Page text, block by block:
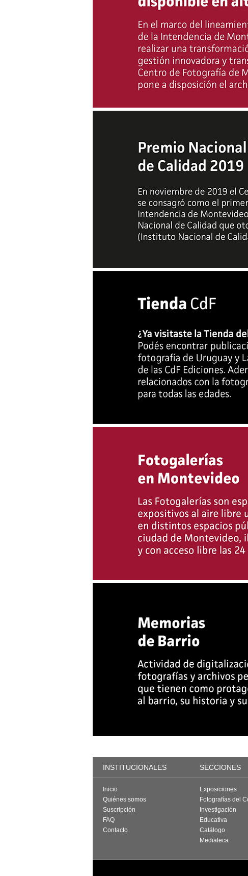
INSTITUCIONALES SECCIONES
Inicio
Quiénes somos
Suscripción
FAQ
Contacto
Exposiciones
Fotografías del
Investigación
Educativa
Catálogo
Mediateca